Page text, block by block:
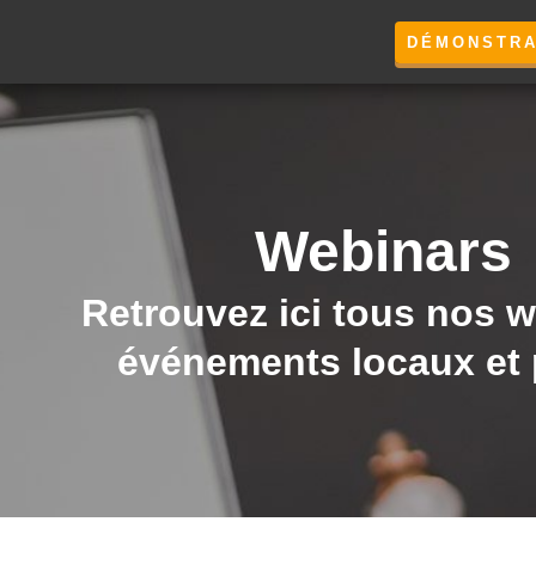
Webinars
Retrouvez ici tous nos
événements locaux